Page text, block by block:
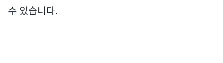
수 있습니다.